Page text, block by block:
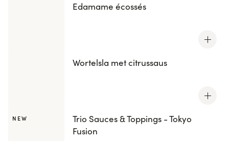
Edamame écossés
Wortelsla met citrussaus
NEW
Trio Sauces & Toppings - Tokyo
Fusion